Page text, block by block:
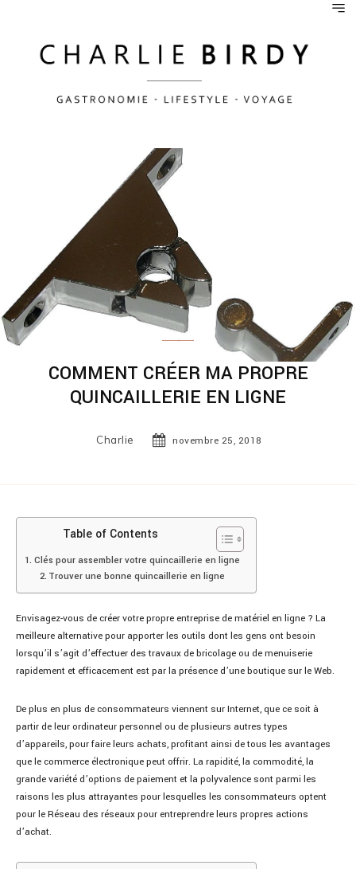
COMMENT CRÉER MA PROPRE
QUINCAILLERIE EN LIGNE
Charlie novembre 25, 2018
Table of Contents
Clés pour assembler votre quincaillerie en ligne
Trouver une bonne quincaillerie en ligne
Envisagez-vous de créer votre propre entreprise de matériel en ligne ? La
meilleure alternative pour apporter les outils dont les gens ont besoin
lorsqu’il s’agit d’effectuer des travaux de bricolage ou de menuiserie
rapidement et efficacement est par la présence d’une boutique sur le Web.
De plus en plus de consommateurs viennent sur Internet, que ce soit à
partir de leur ordinateur personnel ou de plusieurs autres types
d’appareils, pour faire leurs achats, profitant ainsi de tous les avantages
que le commerce électronique peut offrir. La rapidité, la commodité, la
grande variété d’options de paiement et la polyvalence sont parmi les
raisons les plus attrayantes pour lesquelles les consommateurs optent
pour le Réseau des réseaux pour entreprendre leurs propres actions
d’achat.